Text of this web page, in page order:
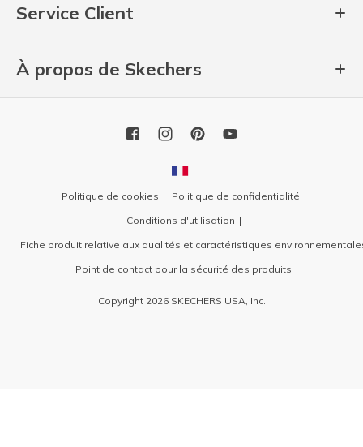
Service Client
À propos de Skechers
Politique de cookies
Politique de confidentialité
Conditions d'utilisation
Fiche produit relative aux qualités et caractéristiques
Point de contact pour la sécurité des produits
Copyright 2026 SKECHERS USA, Inc.